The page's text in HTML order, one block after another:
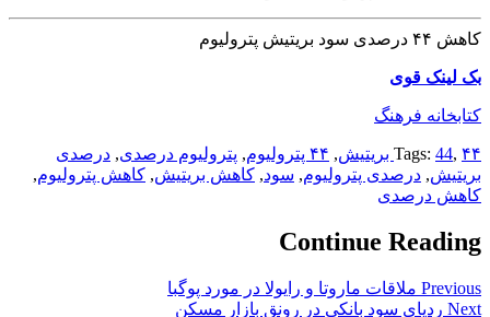
کاهش ۴۴ درصدی سود بریتیش پترولیوم
بک لینک قوی
کتابخانه فرهنگ
Tags: 44, ۴۴ بریتیش , ۴۴ پترولیوم , پترولیوم درصدی, درصدی
بریتیش, درصدی پترولیوم, سود, کاهش بریتیش, کاهش پترولیوم,
کاهش درصدی
Continue Reading
Previous ملاقات ماروتا و رایولا در مورد پوگبا
Next ردپای سود بانکی در رونق بازار مسکن